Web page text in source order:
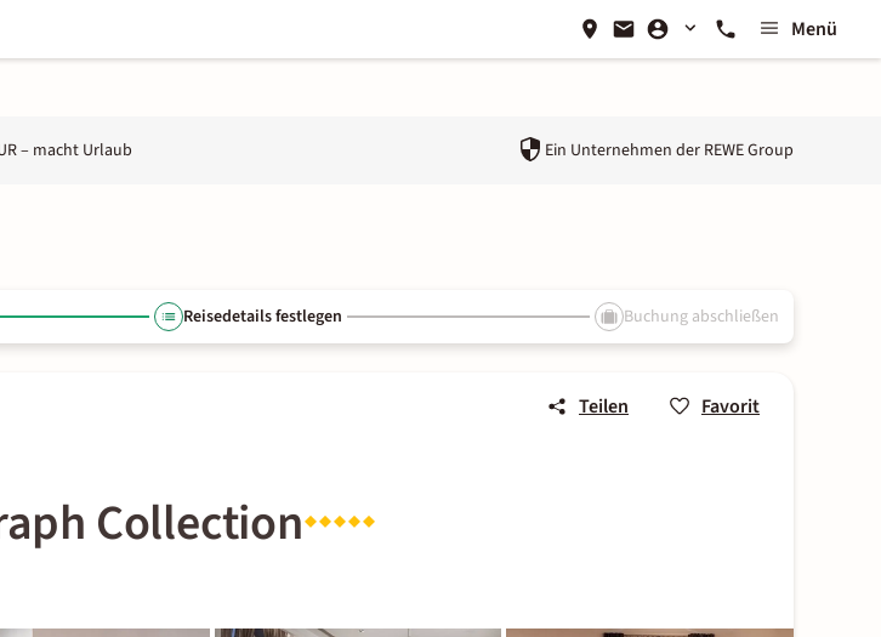
Menü
– macht Urlaub Ein Unternehmen der REWE Group
Reisedetails festlegen Buchung abschließen
Teilen Favorit
Collection